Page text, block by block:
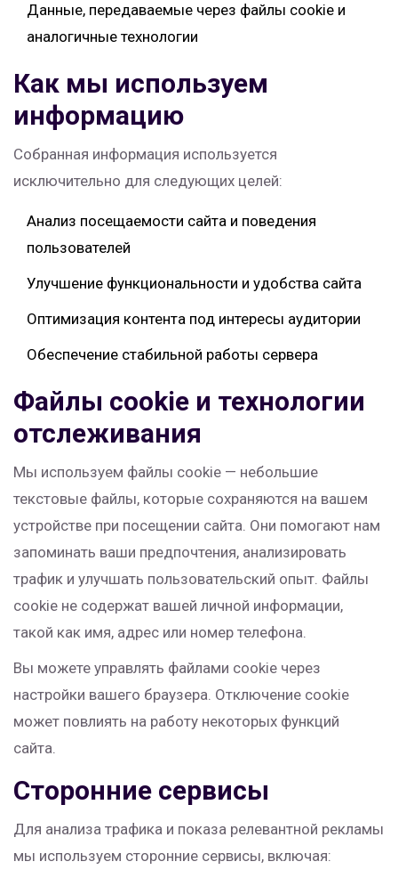
Данные, передаваемые через файлы cookie и
аналогичные технологии
Как мы используем
информацию
Собранная информация используется
исключительно для следующих целей:
Анализ посещаемости сайта и поведения
пользователей
Улучшение функциональности и удобства сайта
Оптимизация контента под интересы аудитории
Обеспечение стабильной работы сервера
Файлы cookie и технологии
отслеживания
Мы используем файлы cookie — небольшие
текстовые файлы, которые сохраняются на вашем
устройстве при посещении сайта. Они помогают нам
запоминать ваши предпочтения, анализировать
трафик и улучшать пользовательский опыт. Файлы
cookie не содержат вашей личной информации,
такой как имя, адрес или номер телефона.
Вы можете управлять файлами cookie через
настройки вашего браузера. Отключение cookie
может повлиять на работу некоторых функций
сайта.
Сторонние сервисы
Для анализа трафика и показа релевантной рекламы
мы используем сторонние сервисы, включая: